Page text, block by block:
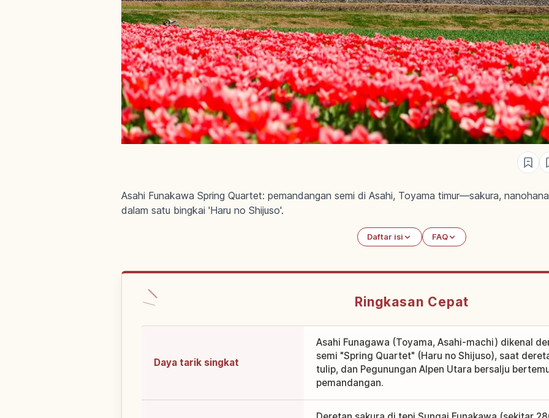
Asahi Funakawa Spring Quartet: pemandangan semi di Asahi, Toyama timur—sakura,
dalam satu bingkai 'Haru no Shijuso'.
Daftar isi FAQ
Ringkasan Cepat
Daya tarik singkat
Asahi Funagawa (Toyama, Asahi-machi) dikenal
semi "Spring Quartet" (Haru no Shijuso), saat
tulip, dan Pegunungan Alpen Utara bersalju
pemandangan.